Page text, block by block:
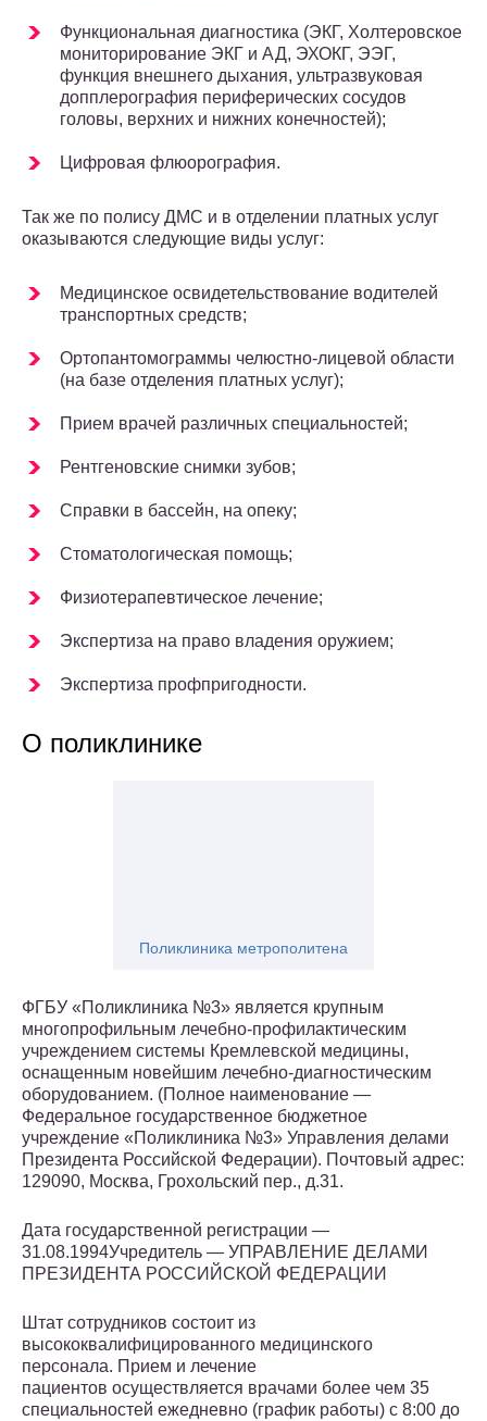
Функциональная диагностика (ЭКГ, Холтеровское
мониторирование ЭКГ и АД, ЭХОКГ, ЭЭГ,
функция внешнего дыхания, ультразвуковая
допплерография периферических сосудов
головы, верхних и нижних конечностей);
Цифровая флюорография.
Так же по полису ДМС и в отделении платных услуг
оказываются следующие виды услуг:
Медицинское освидетельствование водителей
транспортных средств;
Ортопантомограммы челюстно-лицевой области
(на базе отделения платных услуг);
Прием врачей различных специальностей;
Рентгеновские снимки зубов;
Справки в бассейн, на опеку;
Стоматологическая помощь;
Физиотерапевтическое лечение;
Экспертиза на право владения оружием;
Экспертиза профпригодности.
О поликлинике
Поликлиника метрополитена
ФГБУ «Поликлиника №3» является крупным
многопрофильным лечебно-профилактическим
учреждением системы Кремлевской медицины,
оснащенным новейшим лечебно-диагностическим
оборудованием. (Полное наименование —
Федеральное государственное бюджетное
учреждение «Поликлиника №3» Управления делами
Президента Российской Федерации). Почтовый адрес:
129090, Москва, Грохольский пер., д.31.
Дата государственной регистрации —
31.08.1994Учредитель — УПРАВЛЕНИЕ ДЕЛАМИ
ПРЕЗИДЕНТА РОССИЙСКОЙ ФЕДЕРАЦИИ
Штат сотрудников состоит из
высококвалифицированного медицинского
персонала. Прием и лечение
пациентов осуществляется врачами более чем 35
специальностей ежедневно (график работы) с 8:00 до